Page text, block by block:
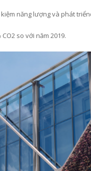
năng lượng và phát triển
so với năm 2019.